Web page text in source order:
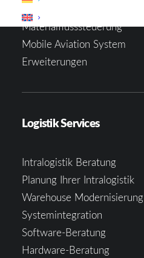
Materialflusssteuerung
Mobile Aviation System
Erweiterungen
Logistik Services
Intralogistik Beratung
Planung Ihrer Intralogistik
Warehouse Modernisierung
Systemintegration
Software-Beratung
Hardware-Beratung